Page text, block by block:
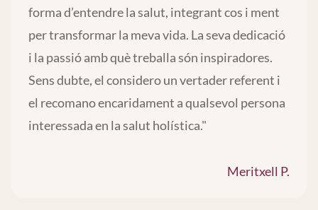
forma d’entendre la salut, integrant cos i ment
per transformar la meva vida. La seva dedicació
i la passió amb què treballa són inspiradores.
Sens dubte, el considero un vertader referent i
el recomano encaridament a qualsevol persona
interessada en la salut holística."
Meritxell P.